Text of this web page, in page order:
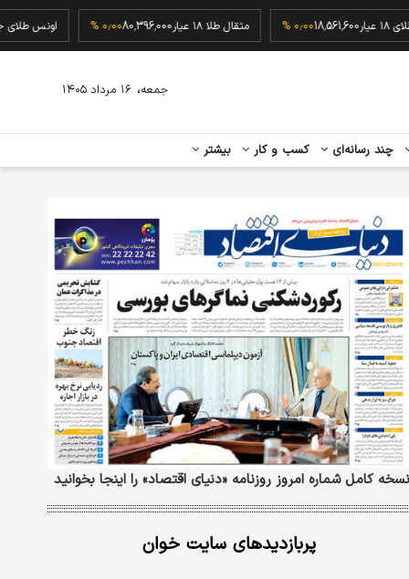
گرم طلای ۱۸ عیار 18,561,600۰٫۰۰ % مثقال طلا ۱۸ عیار 80,396,000۰٫۰۰ % اونس
چند رسانه‌ای کسب و کار بیشتر
جمعه، ۱۶ مرداد ۱۴۰۵
نسخه کامل شماره امروز روزنامه «دنیای‌ اقتصاد» را اینجا بخوانید
پربازدیدهای سایت خوان